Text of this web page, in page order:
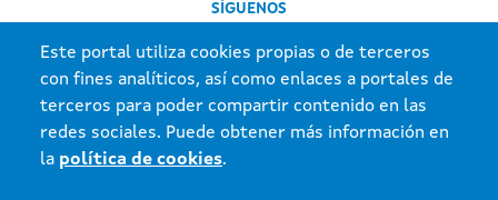
Este portal utiliza cookies propias o de terceros
con fines analíticos, así como enlaces a portales de
terceros para poder compartir contenido en las
redes sociales. Puede obtener más información en
la política de cookies.
SÍGUENOS